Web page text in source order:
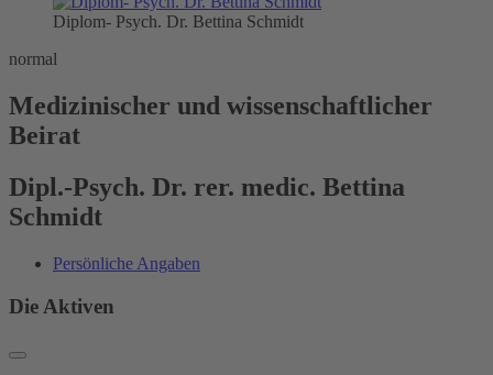
Diplom- Psych. Dr. Bettina Schmidt
normal
Medizinischer und wissenschaftlicher
Beirat
Dipl.-Psych. Dr. rer. medic. Bettina
Schmidt
Persönliche Angaben
Die Aktiven